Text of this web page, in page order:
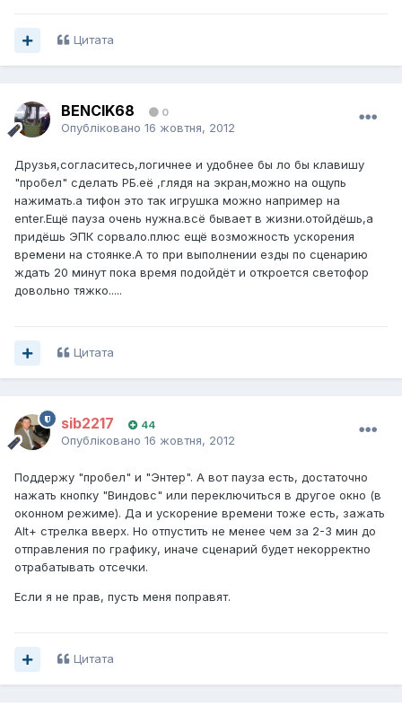
Цитата
BENCIK68 0
Опубліковано 16 жовтня, 2012
Друзья,согласитесь,логичнее и удобнее бы ло бы клавишу
"пробел" сделать РБ.её ,глядя на экран,можно на ощупь
нажимать.а тифон это так игрушка можно например на
enter.Ещё пауза очень нужна.всё бывает в жизни.отойдёшь,а
придёшь ЭПК сорвало.плюс ещё возможность ускорения
времени на стоянке.А то при выполнении езды по сценарию
ждать 20 минут пока время подойдёт и откроется светофор
довольно тяжко.....
Цитата
sib2217 44
Опубліковано 16 жовтня, 2012
Поддержу "пробел" и "Энтер". А вот пауза есть, достаточно
нажать кнопку "Виндовс" или переключиться в другое окно (в
оконном режиме). Да и ускорение времени тоже есть, зажать
Alt+ стрелка вверх. Но отпустить не менее чем за 2-3 мин до
отправления по графику, иначе сценарий будет некорректно
отрабатывать отсечки.
Если я не прав, пусть меня поправят.
Цитата